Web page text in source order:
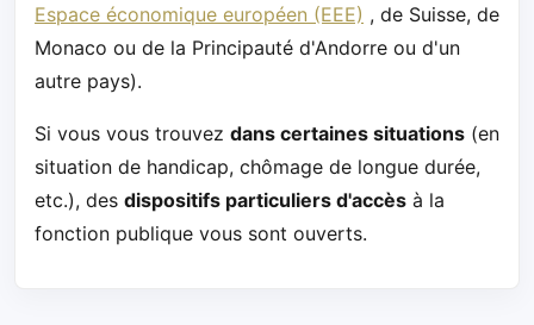
Espace économique européen (EEE) , de Suisse, de
Monaco ou de la Principauté d'Andorre ou d'un
autre pays).
Si vous vous trouvez dans certaines situations (en
situation de handicap, chômage de longue durée,
etc.), des dispositifs particuliers d'accès à la
fonction publique vous sont ouverts.